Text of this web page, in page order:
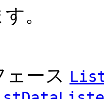
。
ェース